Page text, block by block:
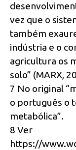
vez que o
também
indústria e o
agricultura os
solo” (MARX,
7 No original
o português o
metabólica”.
8 Ver
https://